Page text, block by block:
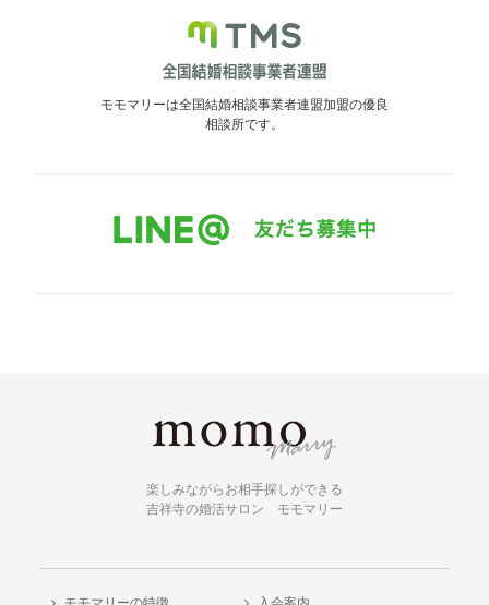
モモマリーは全国結婚相談事業者連盟加盟の優良
相談所です。
楽しみながらお相手探しができる
吉祥寺の婚活サロン モモマリー